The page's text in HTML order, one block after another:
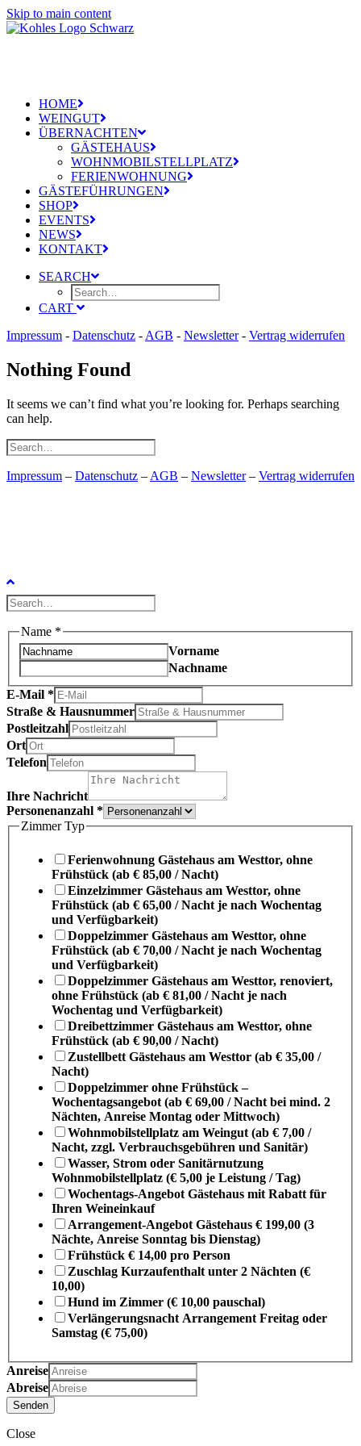
Skip to main content
HOME
WEINGUT
ÜBERNACHTEN
GÄSTEHAUS
WOHNMOBILSTELLPLATZ
FERIENWOHNUNG
GÄSTEFÜHRUNGEN
SHOP
EVENTS
NEWS
KONTAKT
SEARCH
CART
Impressum - Datenschutz - AGB - Newsletter- Vertrag widerrufen
Nothing Found
It seems we can’t find what you’re looking for. Perhaps searching
can help.
Impressum – Datenschutz – AGB – Newsletter– Vertrag widerrufen
Name *
Vorname
Nachname
E-Mail *
Straße & Hausnummer
Postleitzahl
Ort
Telefon
Ihre Nachricht
Personenanzahl *
Zimmer Typ
Ferienwohnung Gästehaus am Westtor, ohne
Frühstück (ab € 85,00 / Nacht)
Einzelzimmer Gästehaus am Westtor, ohne
Frühstück (ab € 65,00 / Nacht je nach Wochentag
und Verfügbarkeit)
Doppelzimmer Gästehaus am Westtor, ohne
Frühstück (ab € 70,00 / Nacht je nach Wochentag
und Verfügbarkeit)
Doppelzimmer Gästehaus am Westtor, renoviert,
ohne Frühstück (ab € 81,00 / Nacht je nach
Wochentag und Verfügbarkeit)
Dreibettzimmer Gästehaus am Westtor, ohne
Frühstück (ab € 90,00 / Nacht)
Zustellbett Gästehaus am Westtor (ab € 35,00 /
Nacht)
Doppelzimmer ohne Frühstück –
Wochentagsangebot (ab € 69,00 / Nacht bei mind. 2
Nächten, Anreise Montag oder Mittwoch)
Wohnmobilstellplatz am Weingut (ab € 7,00 /
Nacht, zzgl. Verbrauchsgebühren und Sanitär)
Wasser, Strom oder Sanitärnutzung
Wohnmobilstellplatz (€ 5,00 je Leistung / Tag)
Wochentags-Angebot Gästehaus mit Rabatt für
Ihren Weineinkauf
Arrangement-Angebot Gästehaus € 199,00 (3
Nächte, Anreise Sonntag bis Dienstag)
Frühstück € 14,00 pro Person
Zuschlag Kurzaufenthalt unter 2 Nächten (€
10,00)
Hund im Zimmer (€ 10,00 pauschal)
Verlängerungsnacht Arrangement Freitag oder
Samstag (€ 75,00)
Anreise
Abreise
Senden
Close